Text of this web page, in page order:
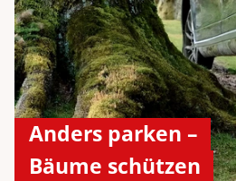
Anders parken –
Bäume schützen